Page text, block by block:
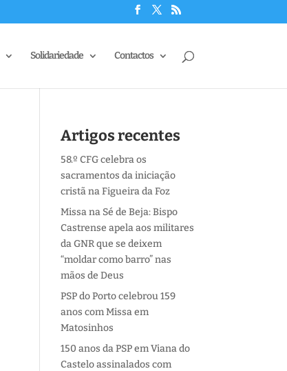
Solidariedade Contactos
Artigos recentes
58.º CFG celebra os
sacramentos da iniciação
cristã na Figueira da Foz
Missa na Sé de Beja: Bispo
Castrense apela aos militares
da GNR que se deixem
“moldar como barro” nas
mãos de Deus
PSP do Porto celebrou 159
anos com Missa em
Matosinhos
150 anos da PSP em Viana do
Castelo assinalados com